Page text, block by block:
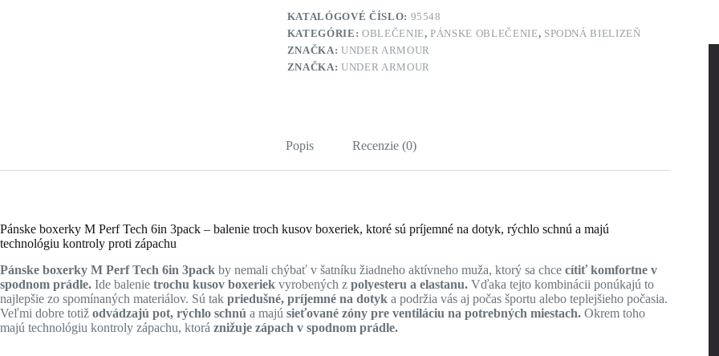
KATALÓGOVÉ ČÍSLO: 95548
KATEGÓRIE: OBLEČENIE,PÁNSKE OBLEČENIE, SPODNÁ BIELIZEŇ
ZNAČKA:UNDER ARMOUR
ZNAČKA:UNDER ARMOUR
Popis Recenzie (0)
Pánske boxerky M Perf Tech 6in 3pack – balenie troch kusov boxeriek, ktoré sú príjemné na dotyk, rýchlo schnú a majú
technológiu kontroly proti zápachu
Pánske boxerky M Perf Tech 6in 3pack by nemali chýbať v šatníku žiadneho aktívneho muža, ktorý sa chce cítiť komfortne v
spodnom prádle. Ide balenie trochu kusov boxeriek vyrobených z polyesteru a elastanu. Vďaka tejto kombinácii ponúkajú to
najlepšie zo spomínaných materiálov. Sú tak priedušné, príjemné na dotyk a podržia vás aj počas športu alebo teplejšieho počasia.
Veľmi dobre totiž odvádzajú pot, rýchlo schnú a majú sieťované zóny pre ventiláciu na potrebných miestach. Okrem toho
majú technológiu kontroly zápachu, ktorá znižuje zápach v spodnom prádle.